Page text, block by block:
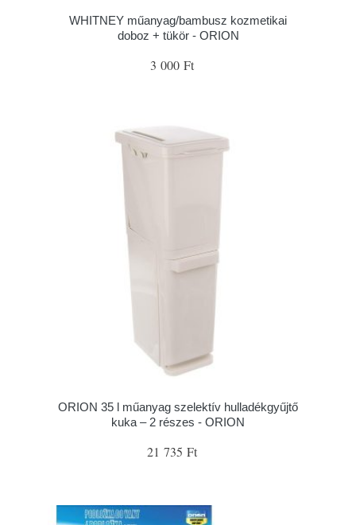
WHITNEY műanyag/bambusz kozmetikai
doboz + tükör - ORION
3 000 Ft
ORION 35 l műanyag szelektív hulladékgyűjtő
kuka – 2 részes - ORION
21 735 Ft